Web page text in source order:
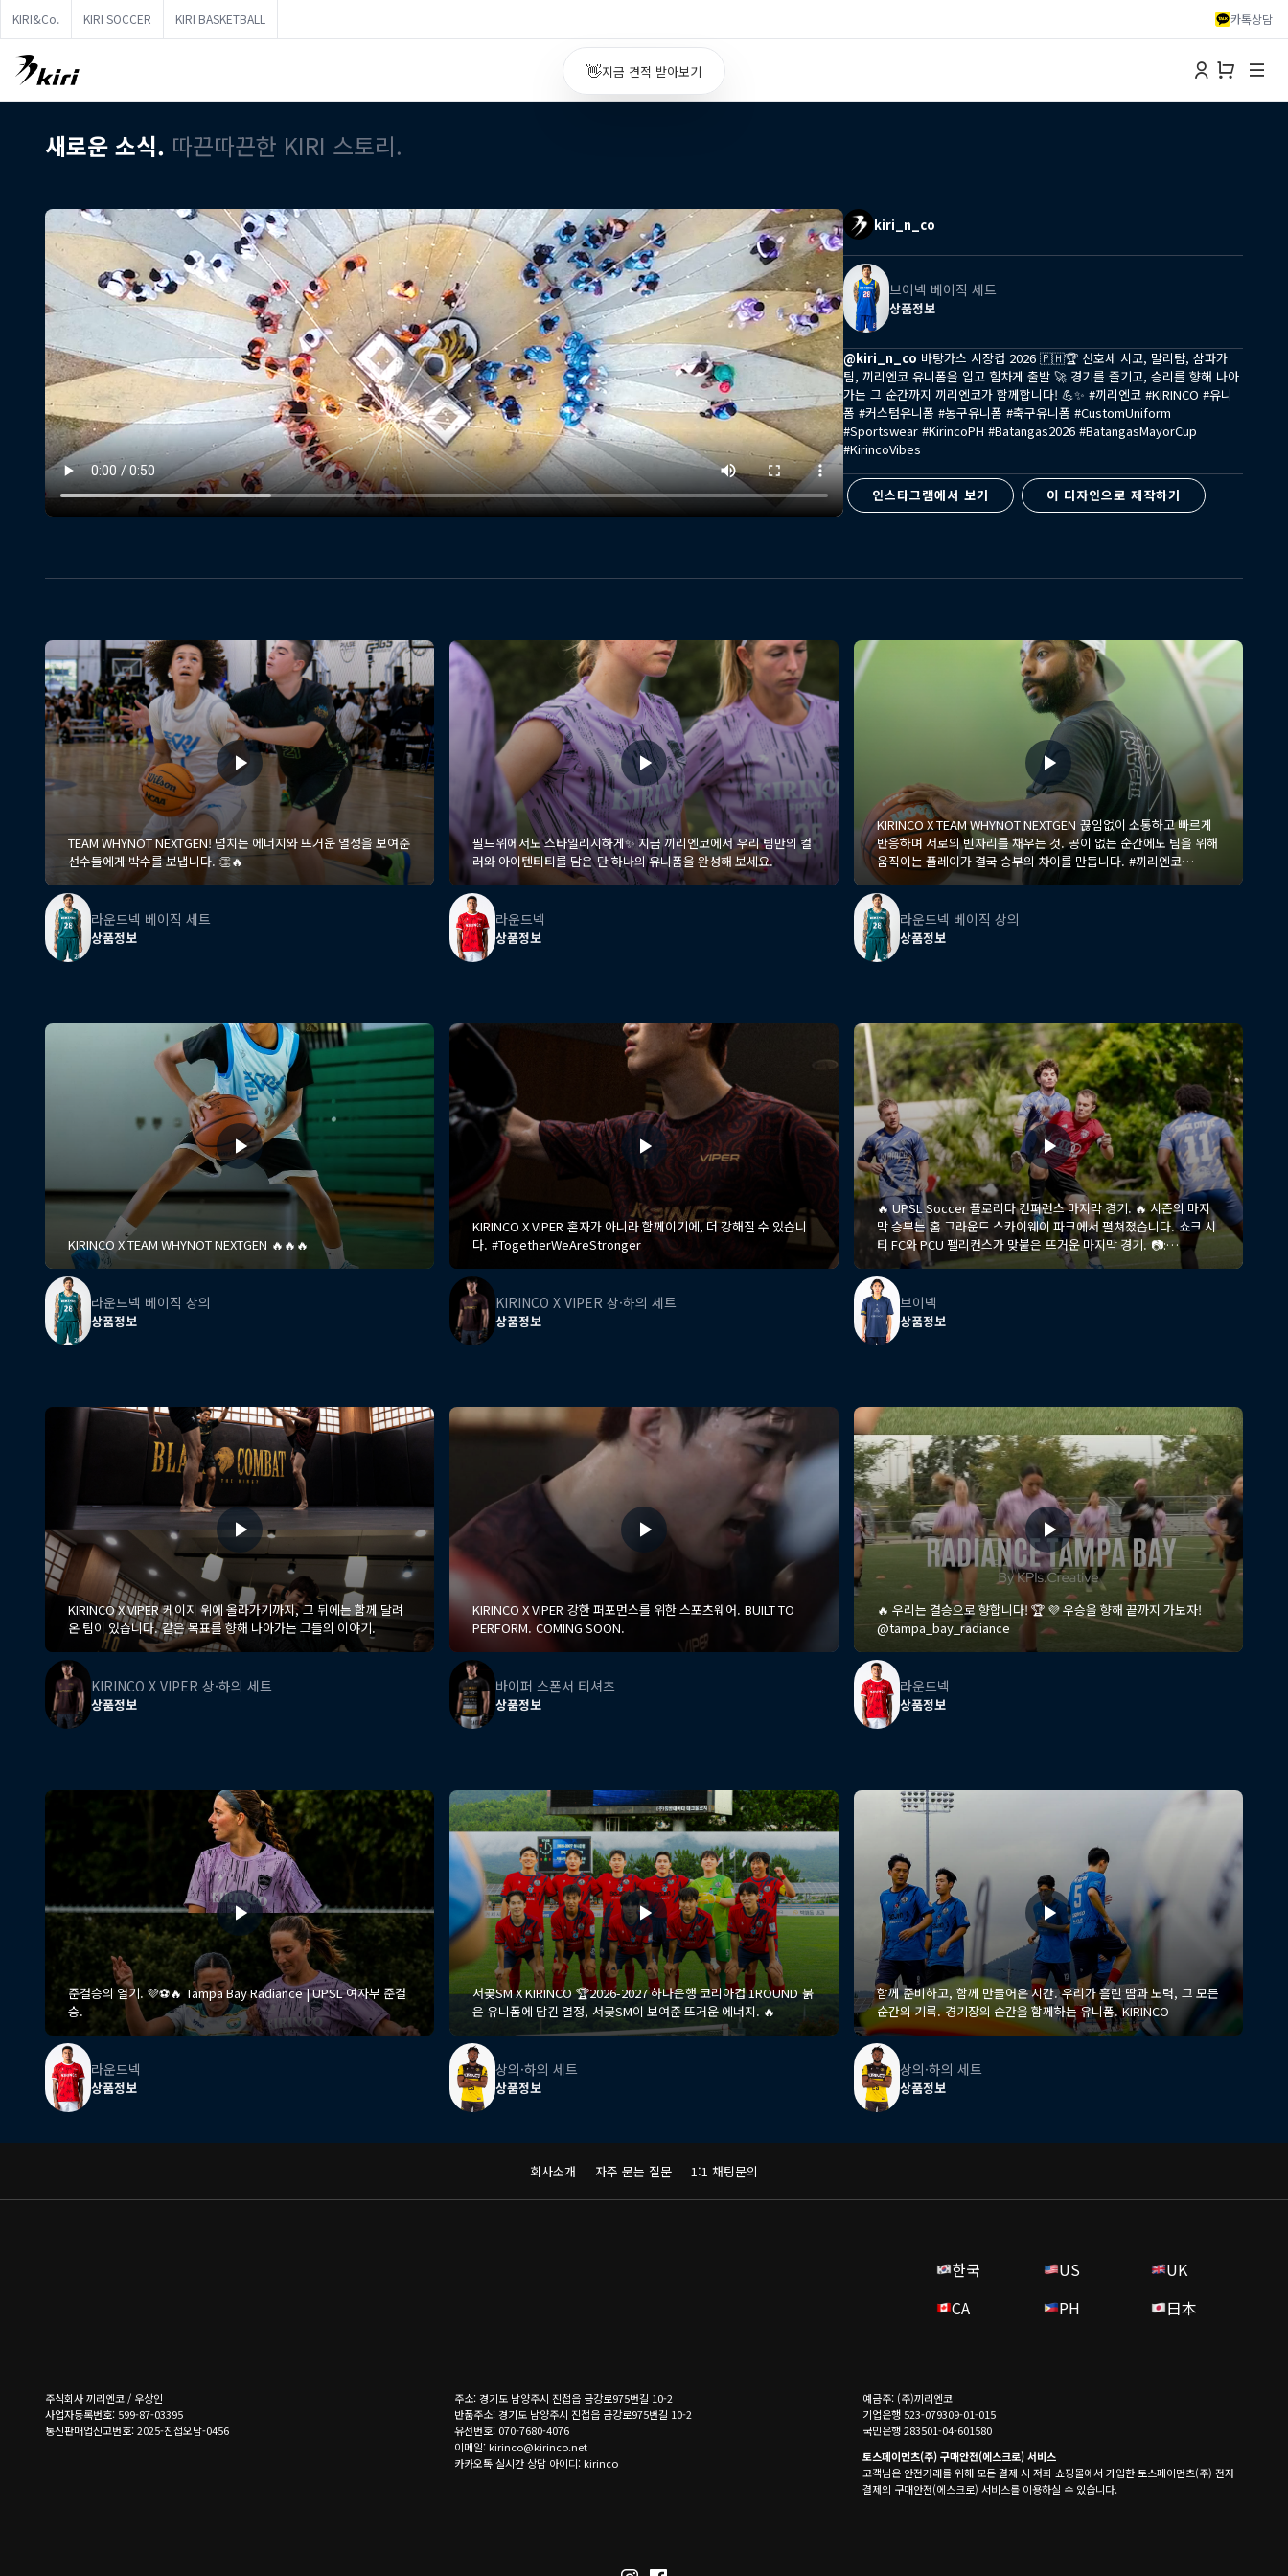
KIRI&Co. KIRI SOCCER KIRI BASKETBALL 카톡상담
👋지금 견적 받아보기
새로운 소식. 따끈따끈한 KIRI 스토리.
kiri_n_co
브이넥 베이직 세트
상품정보
@kiri_n_co 바탕가스 시장컵 2026 🇵🇭🏆 산호세 시코, 말리탐, 삼파가
팀, 끼리엔코 유니폼을 입고 힘차게 출발 🚀 경기를 즐기고, 승리를 향해 나아
가는 그 순간까지 끼리엔코가 함께합니다! 💪✨ #끼리엔코 #KIRINCO #유니
폼 #커스텀유니폼 #농구유니폼 #축구유니폼 #CustomUniform
#Sportswear #KirincoPH #Batangas2026 #BatangasMayorCup
#KirincoVibes
인스타그램에서 보기 이 디자인으로 제작하기
TEAM WHYNOT NEXTGEN! 넘치는 에너지와 뜨거운 열정을 보여준
선수들에게 박수를 보냅니다. 👏🔥
라운드넥 베이직 세트
상품정보
필드위에서도 스타일리시하게✨ 지금 끼리엔코에서 우리 팀만의 컬
러와 아이텐티티를 담은 단 하나의 유니폼을 완성해 보세요.
라운드넥
상품정보
KIRINCO X TEAM WHYNOT NEXTGEN 끊임없이 소통하고 빠르게
반응하며 서로의 빈자리를 채우는 것. 공이 없는 순간에도 팀을 위해
움직이는 플레이가 결국 승부의 차이를 만듭니다. #끼리엔코
#KIRINCO #Basketball #Communication #Teamwork
#TeamDefense #BasketballTraining #TeamWhyNotNextGen
라운드넥 베이직 상의
상품정보
KIRINCO X TEAM WHYNOT NEXTGEN 🔥🔥🔥
라운드넥 베이직 상의
상품정보
KIRINCO X VIPER 혼자가 아니라 함께이기에, 더 강해질 수 있습니
다. #TogetherWeAreStronger
KIRINCO X VIPER 상·하의 세트
상품정보
🔥 UPSL Soccer 플로리다 컨퍼런스 마지막 경기. 🔥 시즌의 마지
막 승부는 홈 그라운드 스카이웨이 파크에서 펼쳐졌습니다. 쇼크 시
티 FC와 PCU 펠리컨스가 맞붙은 뜨거운 마지막 경기. 📷:
@hhraephotography
브이넥
상품정보
KIRINCO X VIPER 케이지 위에 올라가기까지, 그 뒤에는 함께 달려
온 팀이 있습니다. 같은 목표를 향해 나아가는 그들의 이야기.
KIRINCO X VIPER 상·하의 세트
상품정보
KIRINCO X VIPER 강한 퍼포먼스를 위한 스포츠웨어. BUILT TO
PERFORM. COMING SOON.
바이퍼 스폰서 티셔츠
상품정보
🔥 우리는 결승으로 향합니다! 🏆 💜 우승을 향해 끝까지 가보자!
@tampa_bay_radiance
라운드넥
상품정보
준결승의 열기. 💜⚽️🔥 Tampa Bay Radiance | UPSL 여자부 준결
승.
라운드넥
상품정보
서곶SM X KIRINCO 🏆2026-2027 하나은행 코리아컵 1ROUND 붉
은 유니폼에 담긴 열정, 서곶SM이 보여준 뜨거운 에너지. 🔥
상의·하의 세트
상품정보
함께 준비하고, 함께 만들어온 시간. 우리가 흘린 땀과 노력, 그 모든
순간의 기록. 경기장의 순간을 함께하는 유니폼. KIRINCO
상의·하의 세트
상품정보
회사소개 자주 묻는 질문 1:1 채팅문의
한국 US
UK
CA
PH 日本
주식회사 끼리엔코 / 우상인
사업자등록번호: 599-87-03395
통신판매업신고번호: 2025-진접오남-0456
주소: 경기도 남양주시 진접읍 금강로975번길 10-2
반품주소: 경기도 남양주시 진접읍 금강로975번길 10-2
유선번호: 070-7680-4076
이메일: kirinco@kirinco.net
카카오톡 실시간 상담 아이디: kirinco
예금주: (주)끼리엔코
기업은행 523-079309-01-015
국민은행 283501-04-601580
토스페이먼츠(주) 구매안전(에스크로) 서비스
고객님은 안전거래를 위해 모든 결제 시 저희 쇼핑몰에서 가입한 토스페이먼츠(주) 전자
결제의 구매안전(에스크로) 서비스를 이용하실 수 있습니다.